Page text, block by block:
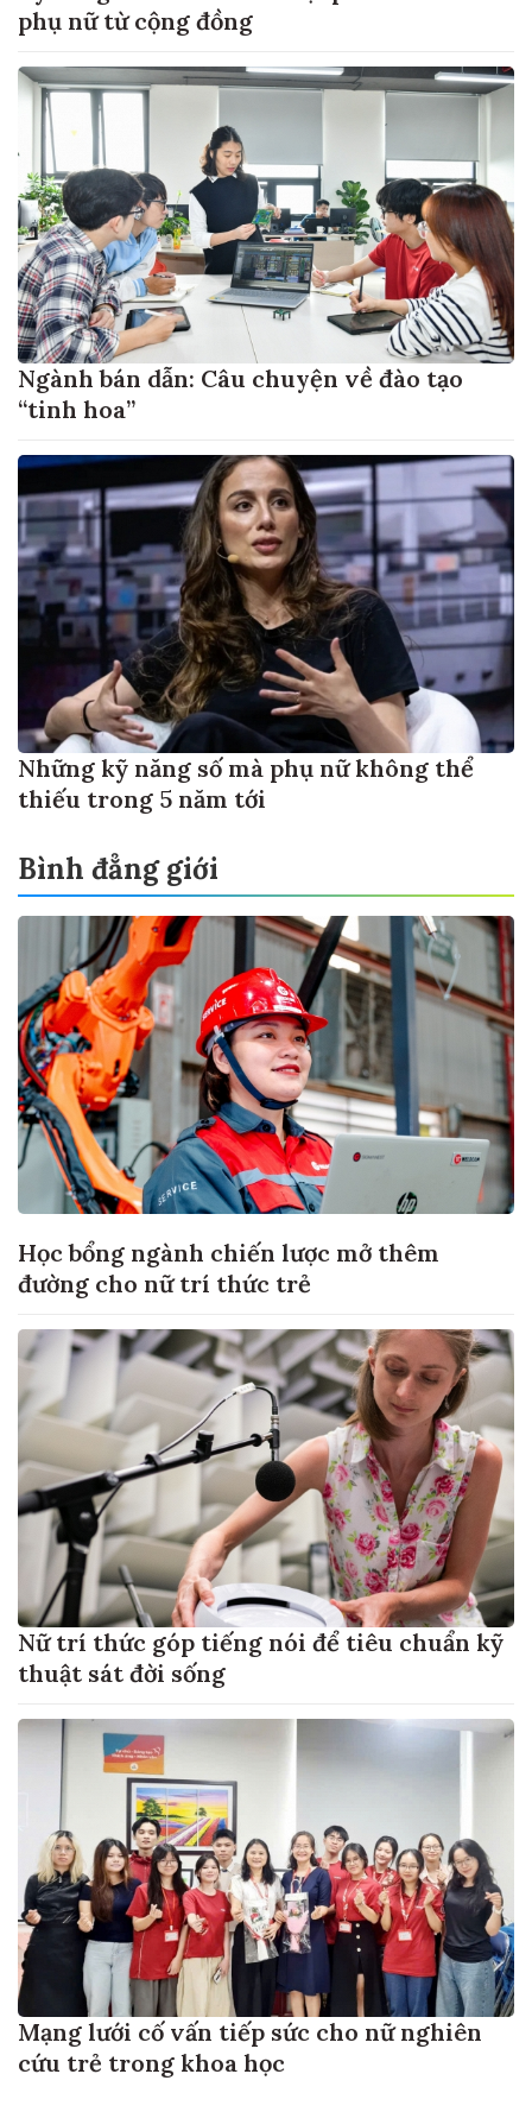
phụ nữ từ cộng đồng
Ngành bán dẫn: Câu chuyện về đào tạo
“tinh hoa”
Những kỹ năng số mà phụ nữ không thể
thiếu trong 5 năm tới
Bình đẳng giới
Học bổng ngành chiến lược mở thêm
đường cho nữ trí thức trẻ
Nữ trí thức góp tiếng nói để tiêu chuẩn kỹ
thuật sát đời sống
Mạng lưới cố vấn tiếp sức cho nữ nghiên
cứu trẻ trong khoa học